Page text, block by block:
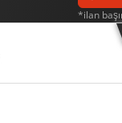
*ilan